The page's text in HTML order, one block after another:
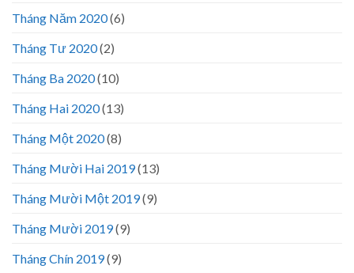
Tháng Năm 2020(6)
Tháng Tư 2020(2)
Tháng Ba 2020(10)
Tháng Hai 2020(13)
Tháng Một 2020(8)
Tháng Mười Hai 2019(13)
Tháng Mười Một 2019(9)
Tháng Mười 2019(9)
Tháng Chín 2019(9)